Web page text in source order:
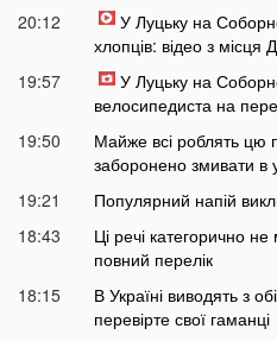
20:12
У Луцьку на
хлопців: відео з місця
19:57
У Луцьку на
велосипедиста на
19:50
Майже всі роблять цю
заборонено змивати в
19:21
Популярний напій
18:43
Ці речі категорично
повний перелік
18:15
В Україні виводять з
перевірте свої гаманці